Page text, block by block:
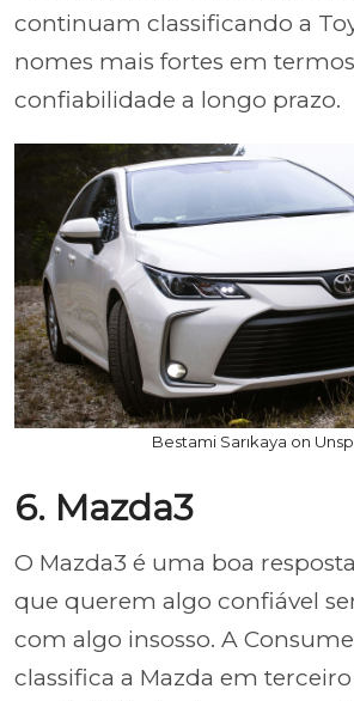
continuam classificando a
nomes mais fortes em
confiabilidade a longo prazo.
Bestami Sarıkaya on
6. Mazda3
O Mazda3 é uma boa
que querem algo confiável
com algo insosso. A
classifica a Mazda em